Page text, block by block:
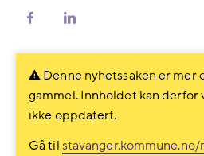
Del
Del
Denne nyhetssaken er mer
gammel. Innholdet kan
ikke oppdatert.
Gå til